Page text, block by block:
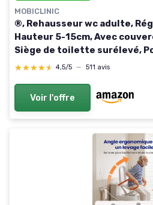
MOBICLINIC
®, Rehausseur wc adulte,
Hauteur 5-15cm, Avec
Siège de toilette surélevé,
Blanc
★★★★★
★★★★★ 4,5/5 — 511 avis
Voir l'offre